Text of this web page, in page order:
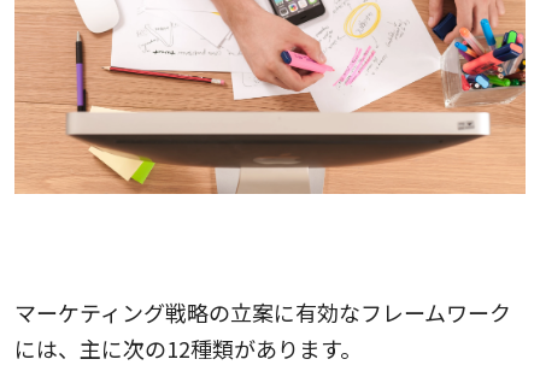
マーケティング戦略の立案に有効なフレームワーク
には、主に次の12種類があります。